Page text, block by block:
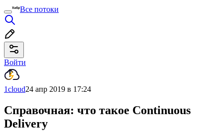
Все потоки
Войти
1cloud24 апр 2019 в 17:24
Справочная: что такое Continuous
Delivery